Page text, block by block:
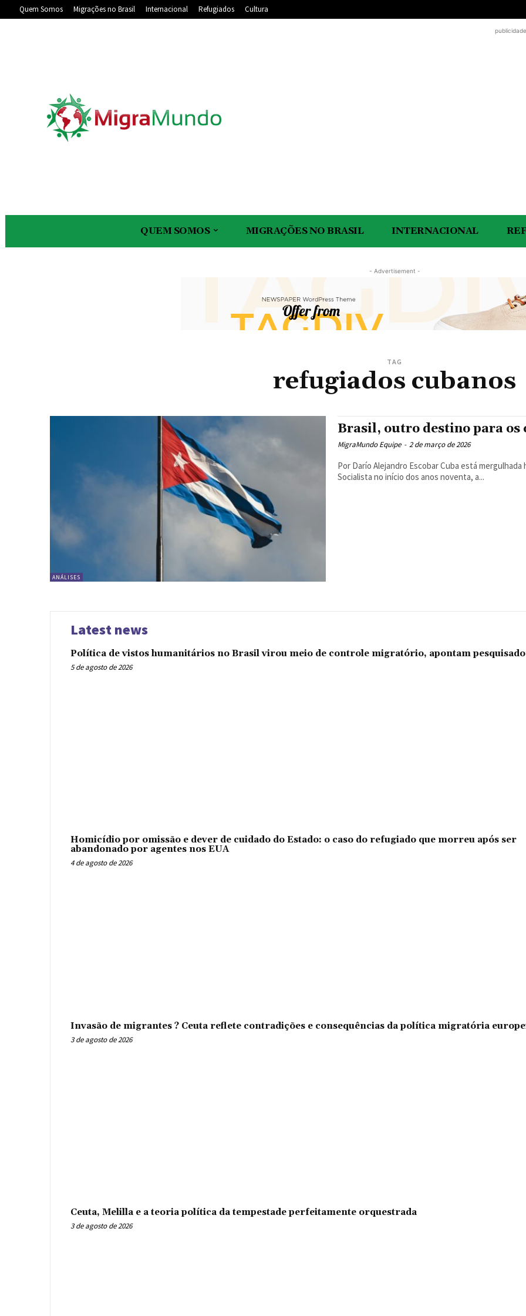
Quem Somos Migrações no Brasil Internacional Refugiados Cultura
QUEM SOMOS MIGRAÇÕES NO BRASIL INTERNACIONAL
- Advertisement -
TAG
refugiados cubanos
ANÁLISES
Brasil, outro destino para os
MigraMundo Equipe - 2 de março de 2026
Por Darío Alejandro Escobar Cuba está mergulhada há 35 anos em crise econômica. Depois da queda do Campo
Socialista no início dos anos noventa, a...
Latest news
Política de vistos humanitários no Brasil virou meio de controle migratório, apontam
5 de agosto de 2026
Homicídio por omissão e dever de cuidado do Estado: o caso do refugiado que morreu após ser
abandonado por agentes nos EUA
4 de agosto de 2026
Invasão de migrantes ? Ceuta reflete contradições e consequências da política migratória
3 de agosto de 2026
Ceuta, Melilla e a teoria política da tempestade perfeitamente orquestrada
3 de agosto de 2026